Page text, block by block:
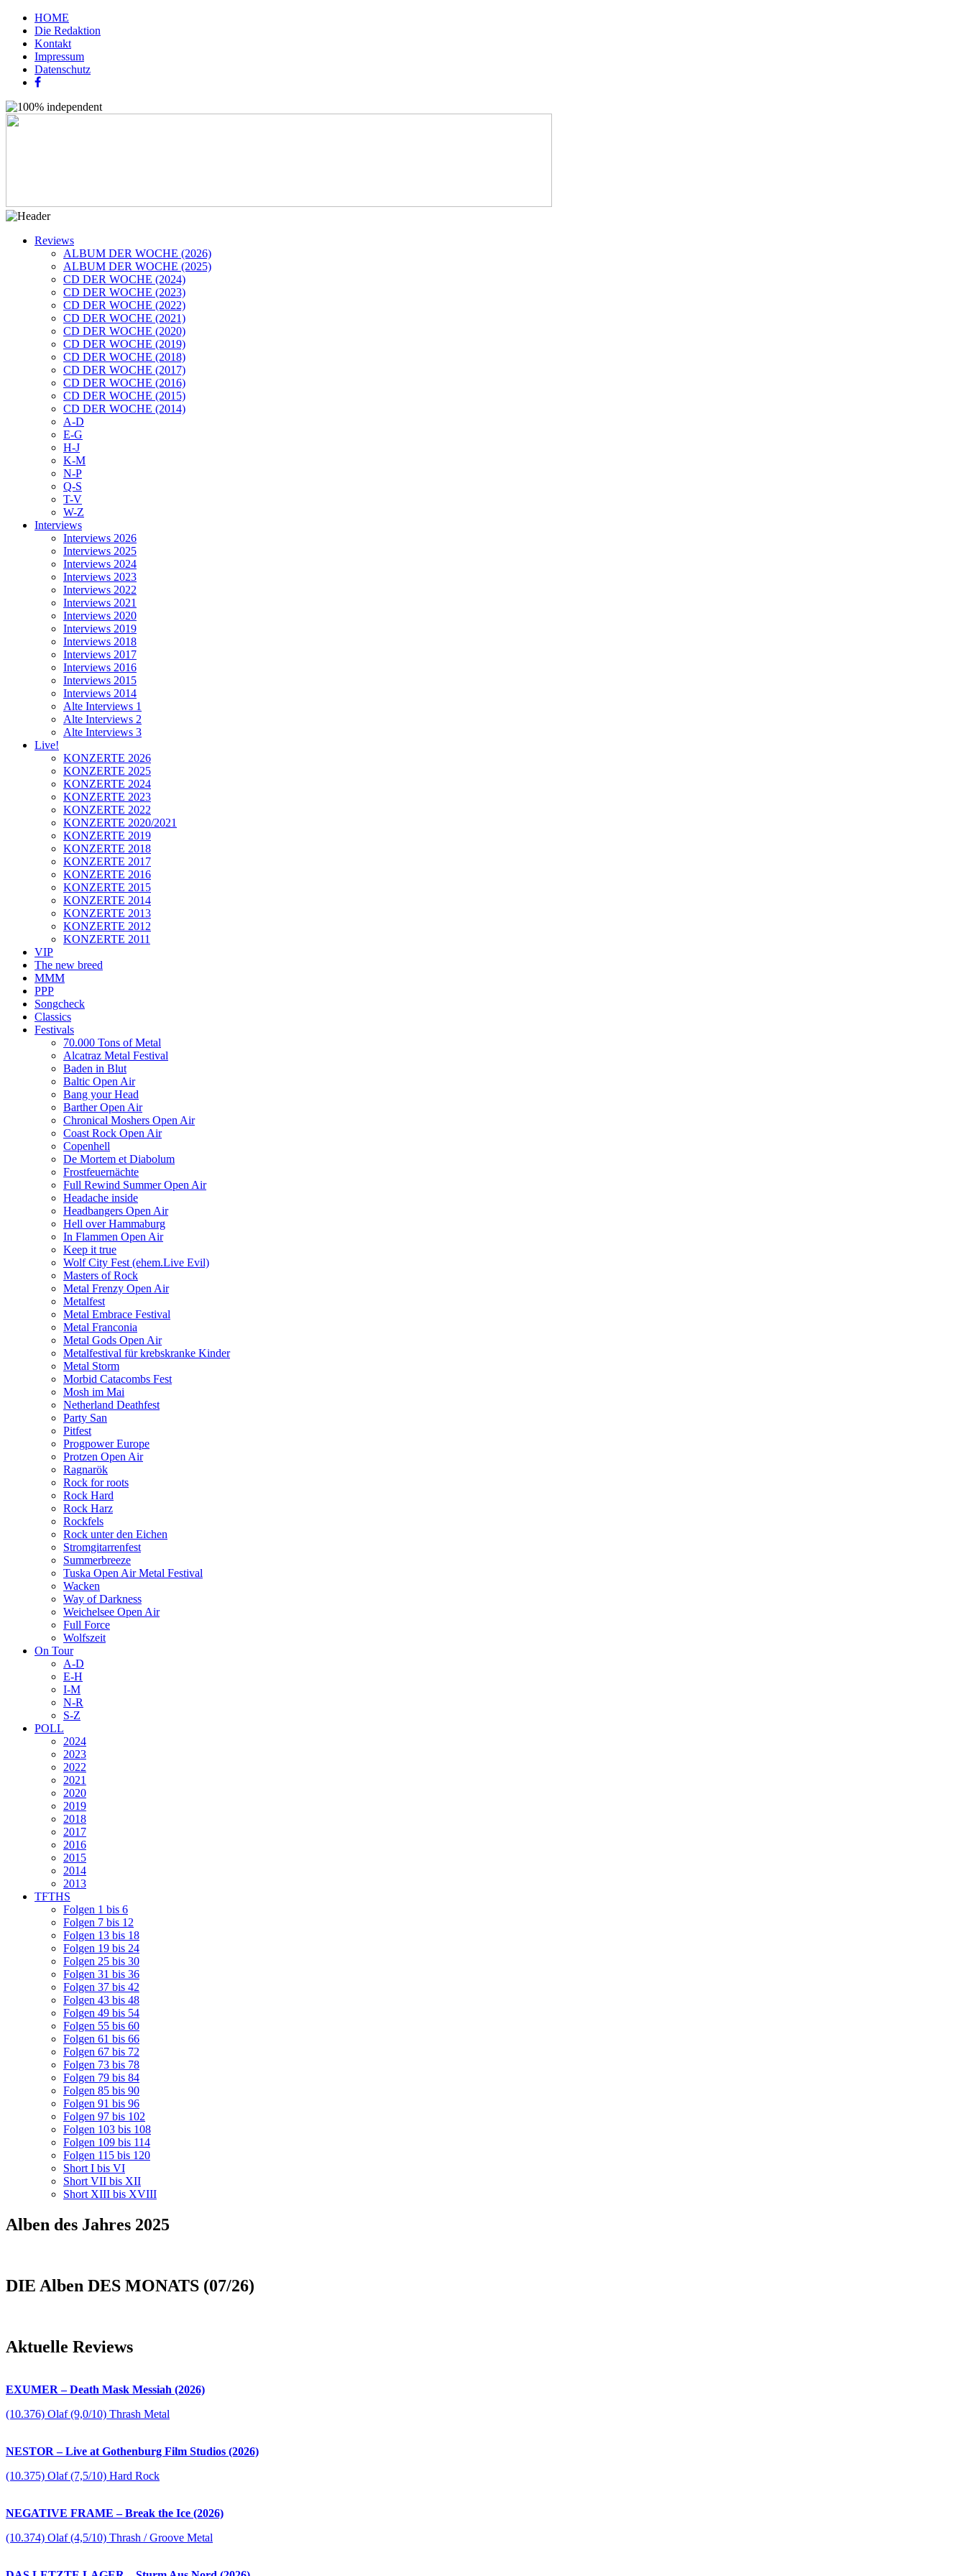
HOME
Die Redaktion
Kontakt
Impressum
Datenschutz
Reviews
ALBUM DER WOCHE (2026)
ALBUM DER WOCHE (2025)
CD DER WOCHE (2024)
CD DER WOCHE (2023)
CD DER WOCHE (2022)
CD DER WOCHE (2021)
CD DER WOCHE (2020)
CD DER WOCHE (2019)
CD DER WOCHE (2018)
CD DER WOCHE (2017)
CD DER WOCHE (2016)
CD DER WOCHE (2015)
CD DER WOCHE (2014)
A-D
E-G
H-J
K-M
N-P
Q-S
T-V
W-Z
Interviews
Interviews 2026
Interviews 2025
Interviews 2024
Interviews 2023
Interviews 2022
Interviews 2021
Interviews 2020
Interviews 2019
Interviews 2018
Interviews 2017
Interviews 2016
Interviews 2015
Interviews 2014
Alte Interviews 1
Alte Interviews 2
Alte Interviews 3
Live!
KONZERTE 2026
KONZERTE 2025
KONZERTE 2024
KONZERTE 2023
KONZERTE 2022
KONZERTE 2020/2021
KONZERTE 2019
KONZERTE 2018
KONZERTE 2017
KONZERTE 2016
KONZERTE 2015
KONZERTE 2014
KONZERTE 2013
KONZERTE 2012
KONZERTE 2011
VIP
The new breed
MMM
PPP
Songcheck
Classics
Festivals
70.000 Tons of Metal
Alcatraz Metal Festival
Baden in Blut
Baltic Open Air
Bang your Head
Barther Open Air
Chronical Moshers Open Air
Coast Rock Open Air
Copenhell
De Mortem et Diabolum
Frostfeuernächte
Full Rewind Summer Open Air
Headache inside
Headbangers Open Air
Hell over Hammaburg
In Flammen Open Air
Keep it true
Wolf City Fest (ehem.Live Evil)
Masters of Rock
Metal Frenzy Open Air
Metalfest
Metal Embrace Festival
Metal Franconia
Metal Gods Open Air
Metalfestival für krebskranke Kinder
Metal Storm
Morbid Catacombs Fest
Mosh im Mai
Netherland Deathfest
Party San
Pitfest
Progpower Europe
Protzen Open Air
Ragnarök
Rock for roots
Rock Hard
Rock Harz
Rockfels
Rock unter den Eichen
Stromgitarrenfest
Summerbreeze
Tuska Open Air Metal Festival
Wacken
Way of Darkness
Weichelsee Open Air
Full Force
Wolfszeit
On Tour
A-D
E-H
I-M
N-R
S-Z
POLL
2024
2023
2022
2021
2020
2019
2018
2017
2016
2015
2014
2013
TFTHS
Folgen 1 bis 6
Folgen 7 bis 12
Folgen 13 bis 18
Folgen 19 bis 24
Folgen 25 bis 30
Folgen 31 bis 36
Folgen 37 bis 42
Folgen 43 bis 48
Folgen 49 bis 54
Folgen 55 bis 60
Folgen 61 bis 66
Folgen 67 bis 72
Folgen 73 bis 78
Folgen 79 bis 84
Folgen 85 bis 90
Folgen 91 bis 96
Folgen 97 bis 102
Folgen 103 bis 108
Folgen 109 bis 114
Folgen 115 bis 120
Short I bis VI
Short VII bis XII
Short XIII bis XVIII
Alben des Jahres 2025
DIE Alben DES MONATS (07/26)
Aktuelle Reviews
EXUMER – Death Mask Messiah (2026)
(10.376) Olaf (9,0/10) Thrash Metal
NESTOR – Live at Gothenburg Film Studios (2026)
(10.375) Olaf (7,5/10) Hard Rock
NEGATIVE FRAME – Break the Ice (2026)
(10.374) Olaf (4,5/10) Thrash / Groove Metal